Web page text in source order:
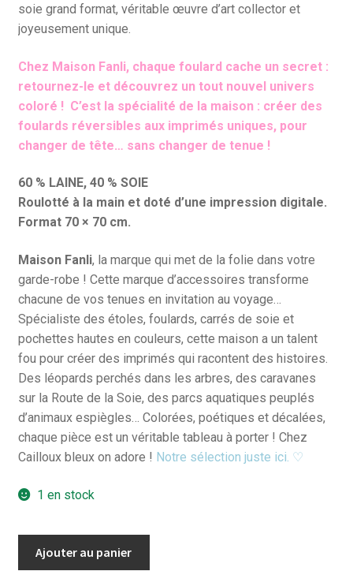
soie grand format, véritable œuvre d’art collector et
joyeusement unique.
Chez Maison Fanli, chaque foulard cache un secret :
retournez-le et découvrez un tout nouvel univers
coloré ! C’est la spécialité de la maison : créer des
foulards réversibles aux imprimés uniques, pour
changer de tête… sans changer de tenue !
60 % LAINE, 40 % SOIE
Roulotté à la main et doté d’une impression digitale.
Format 70 × 70 cm.
Maison Fanli, la marque qui met de la folie dans votre
garde-robe ! Cette marque d’accessoires transforme
chacune de vos tenues en invitation au voyage…
Spécialiste des étoles, foulards, carrés de soie et
pochettes hautes en couleurs, cette maison a un talent
fou pour créer des imprimés qui racontent des histoires.
Des léopards perchés dans les arbres, des caravanes
sur la Route de la Soie, des parcs aquatiques peuplés
d’animaux espiègles… Colorées, poétiques et décalées,
chaque pièce est un véritable tableau à porter ! Chez
Cailloux bleux on adore ! Notre sélection juste ici. ♡
1 en stock
Ajouter au panier